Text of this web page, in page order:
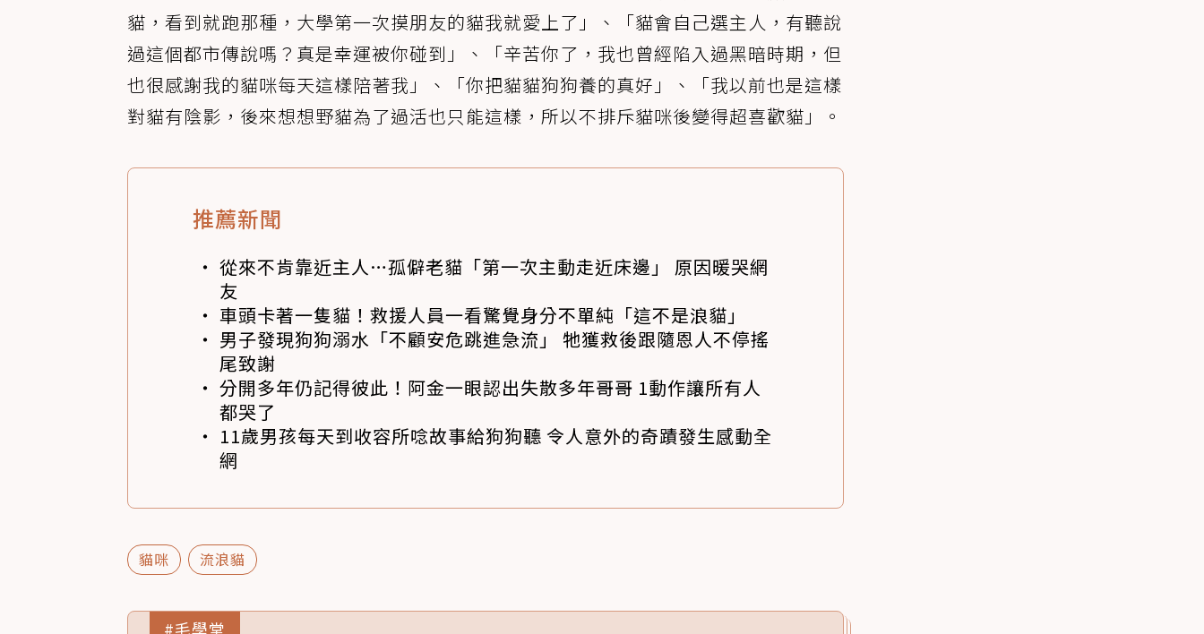
貓，看到就跑那種，大學第一次摸朋友的貓我就愛上了」、「貓會自己選主人，有聽說
過這個都市傳說嗎？真是幸運被你碰到」、「辛苦你了，我也曾經陷入過黑暗時期，但
也很感謝我的貓咪每天這樣陪著我」、「你把貓貓狗狗養的真好」、「我以前也是這樣
對貓有陰影，後來想想野貓為了過活也只能這樣，所以不排斥貓咪後變得超喜歡貓」。
推薦新聞
從來不肯靠近主人…孤僻老貓「第一次主動走近床邊」 原因暖哭網
友
車頭卡著一隻貓！救援人員一看驚覺身分不單純「這不是浪貓」
男子發現狗狗溺水「不顧安危跳進急流」 牠獲救後跟隨恩人不停搖
尾致謝
分開多年仍記得彼此！阿金一眼認出失散多年哥哥 1動作讓所有人
都哭了
11歲男孩每天到收容所唸故事給狗狗聽 令人意外的奇蹟發生感動全
網
貓咪 流浪貓
#毛學堂